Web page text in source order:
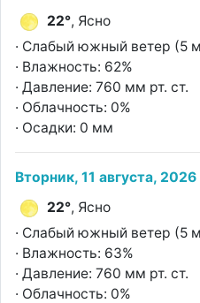
22°, Ясно
· Слабый южный ветер (5
· Влажность: 62%
· Давление: 760 мм рт. ст.
· Облачность: 0%
· Осадки: 0 мм
Вторник, 11 августа,
22°, Ясно
· Слабый южный ветер (5
· Влажность: 63%
· Давление: 760 мм рт. ст.
· Облачность: 0%